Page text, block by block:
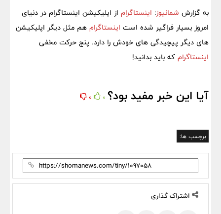
به گزارش شمانیوز: اینستاگرام از اپلیکیشن اینستاگرام در دنیای
امروز بسیار فراگیر شده است اینستاگرام هم مثل دیگر اپلیکیشن
های دیگر پیچیدگی های خودش را دارد. پنج حرکت مخفی
اینستاگرام که باید بدانید!
آیا این خبر مفید بود؟ 0
0
برچسب ها:
اشتراک گذاری